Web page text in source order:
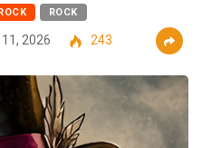
ROCK
2026 243